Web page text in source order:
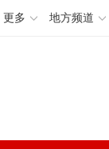
更多 地方频道